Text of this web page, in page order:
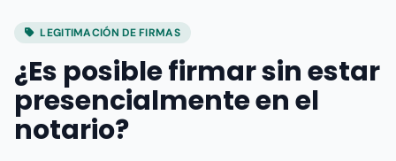
LEGITIMACIÓN DE FIRMAS
¿Es posible firmar sin estar
presencialmente en el
notario?